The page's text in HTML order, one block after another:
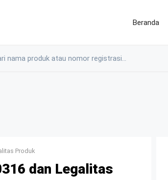
Beranda
Produk
dan Legalitas